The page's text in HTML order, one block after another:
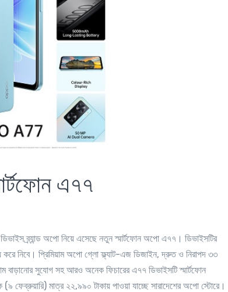
এ৭৭
ডিভাইস ব্র্যান্ড অপো নিয়ে এসেছে নতুন স্মার্টফোন অপো এ৭৭। ডিভাইসটির
করে নিবে। প্রিমিয়াম অপো গ্লো ফ্ল্যাট-এজ ডিজাইন, দ্রুত ও নিরাপদ ৩৩
বাড়ানোর সুযোগ সহ আরও অনেক ফিচারের এ৭৭ ডিভাইসটি স্মার্টফোন
ফেব্রুয়ারি) মাত্র ২২,৯৯০ টাকায় পাওয়া যাচ্ছে সারাদেশের অপো স্টোরে।